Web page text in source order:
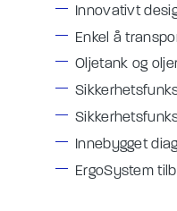
Innovativt
Enkel å
Oljetank og
Innebygget
ErgoSystem